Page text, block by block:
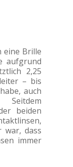
eine Brille
aufgrund
2,25
– bis
auch
beiden
war, dass
immer